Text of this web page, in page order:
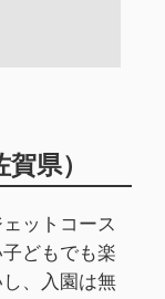
県）
ットコース
どもでも楽
、入園は無